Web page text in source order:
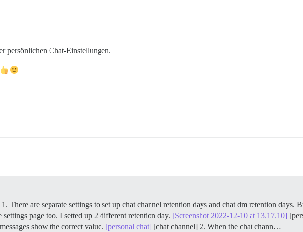
persönlichen Chat-Einstellungen.
There are separate settings to set up chat channel retention days and chat dm retention days.
page too. I setted up 2 different retention day. [Screenshot 2022-12-10 at 13.17.10]
show the correct value. [personal chat] [chat channel] 2. When the chat chann…